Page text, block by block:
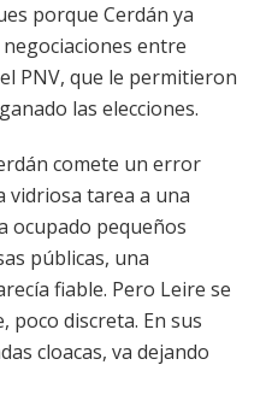
porque Cerdán ya
entre
PNV, que le permitieron
las elecciones.
comete un error
vidriosa tarea a una
ocupado pequeños
públicas, una
fiable. Pero Leire se
poco discreta. En sus
cloacas, va dejando